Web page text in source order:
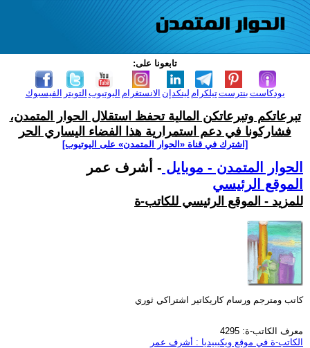
تابعونا على:
الفيسبوك التويتر اليوتيوب الانستغرام لينكدإن تيلكرامبنترست بودكاست
تبرعاتكم وتبرعاتكن المالية تحفظ استقلال الحوار المتمدن،
فشاركونا في دعم استمرارية هذا الفضاء اليساري الحر
[اشترك في قناة ‫«الحوار المتمدن» على اليوتيوب]
الحوار المتمدن - موبايل - أشرف عمر
الموقع الرئيسي
للمزيد - الموقع الرئيسي للكاتب-ة
كاتب ومترجم ورسام كاريكاتير اشتراكي ثوري
معرف الكاتب-ة: 4295
الكاتب-ة في موقع ويكيبيديا : أشرف عمر